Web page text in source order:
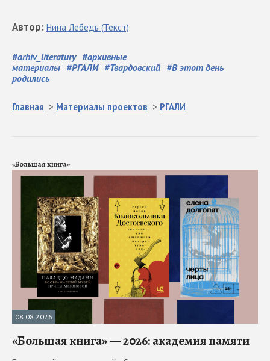
#arhiv_literatury #архивные
материалы #РГАЛИ #Твардовский #В этот день
родились
Автор: Нина Лебедь (Текст)
Главная > Материалы проектов > РГАЛИ
«Большая книга»
08.08.2026
«Большая книга» — 2026: академия памяти